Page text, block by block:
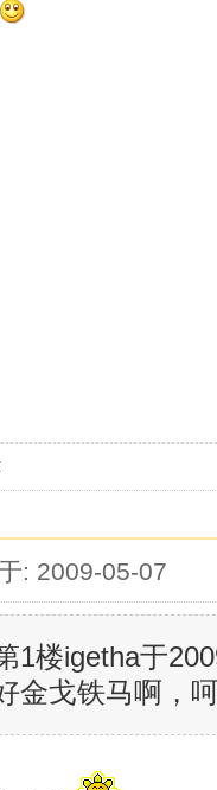
: 2009-05-07
1楼igetha于
金戈铁马啊，